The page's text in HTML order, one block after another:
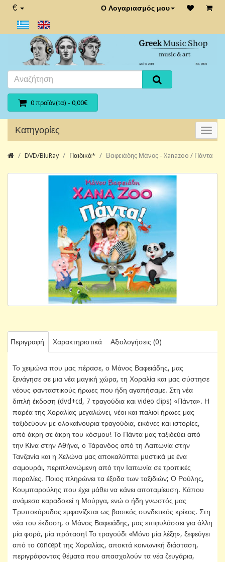
€ Ο Λογαριασμός μου
0 προϊόν(τα) - 0,00€
Κατηγορίες
DVD/BluRay Παιδικά* Βαφειάδης Μάνος - Xanazoo / Πάντα
Περιγραφή Χαρακτηριστικά Αξιολογήσεις (0)
Το χειμώνα που μας πέρασε, ο Μάνος Βαφειάδης, μας
ξενάγησε σε μια νέα μαγική χώρα, τη Χοραλία και μας σύστησε
νέους φανταστικούς ήρωες που ήδη αγαπήσαμε. Στη νέα
διπλή έκδοση (dvd+cd, 7 τραγούδια και video clips) «Πάντα». Η
παρέα της Χοραλίας μεγαλώνει, νέοι και παλιοί ήρωες μας
ταξιδεύουν με ολοκαίνουρια τραγούδια, εικόνες και ιστορίες,
από άκρη σε άκρη του κόσμου! Το Πάντα μας ταξιδεύει από
την Κίνα στην Αθήνα, ο Τάρανδος από τη Λαπωνία στην
Τανζανία και η Χελώνα μας αποκαλύπτει μυστικά με ένα
σαμουράι, περιπλανώμενη από την Ιαπωνία σε τροπικές
παραλίες. Ποιος πληρώνει τα έξοδα των ταξιδιών; Ο Ρούλης,
Κουμπαρούλης που έχει μάθει να κάνει αποταμίευση. Κάπου
ανάμεσα καραδοκεί η Μούργα, ενώ ο ήδη γνωστός μας
Τρυποκάρυδος εμφανίζεται ως βασικός συνδετικός κρίκος. Στη
νέα του έκδοση, ο Μάνος Βαφειάδης, μας επιφυλάσσει για άλλη
μία φορά, μία πρόταση! Το τραγούδι «Μόνο μία λέξη», ξεφεύγει
από το concept της Χοραλίας, αποκτά κοινωνική διάσταση,
περιγράφοντας θέματα που απασχολούν τα νέα ζευγάρια,